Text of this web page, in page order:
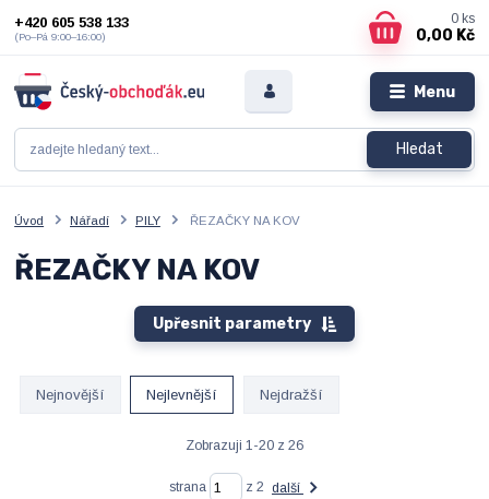
Menu
Hledat
+420 605 538 133
(Po–Pá 9:00–16:00)
0 ks
0,00 Kč
Úvod Nářadí PILY ŘEZAČKY NA KOV
ŘEZAČKY NA KOV
Upřesnit parametry
Nejnovější Nejlevnější Nejdražší
Zobrazuji 1-20 z 26
strana z 2 další